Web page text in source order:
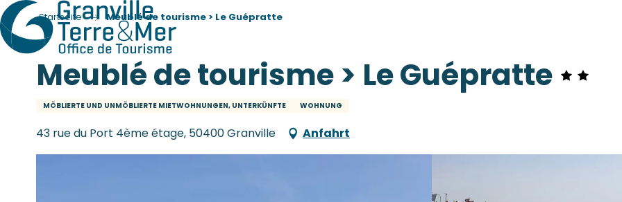
Startseite Meublé de tourisme > Le Guépratte
Meublé de tourisme > Le Guépratte
MÖBLIERTE UND UNMÖBLIERTE MIETWOHNUNGEN, UNTERKÜNFTE WOHNUNG
43 rue du Port 4ème étage, 50400 Granville Anfahrt